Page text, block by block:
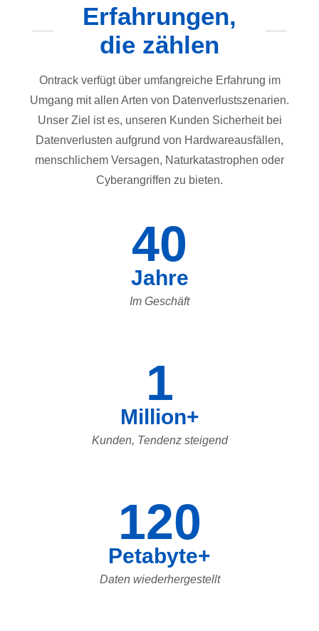
Erfahrungen,
die zählen
Ontrack verfügt über umfangreiche Erfahrung im
Umgang mit allen Arten von Datenverlustszenarien.
Unser Ziel ist es, unseren Kunden Sicherheit bei
Datenverlusten aufgrund von Hardwareausfällen,
menschlichem Versagen, Naturkatastrophen oder
Cyberangriffen zu bieten.
40
Jahre
Im Geschäft
1
Million+
Kunden, Tendenz steigend
120
Petabyte+
Daten wiederhergestellt